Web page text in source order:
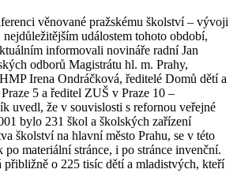
věnované pražskému školství – vývoji
událostem tohoto období,
informovali novináře radní Jan
odborů Magistrátu hl. m. Prahy,
Irena Ondráčková, ředitelé Domů dětí a
5 a ředitel ZUŠ v Praze 10 –
uvedl, že v souvislosti s refornou veřejné
bylo 231 škol a školských zařízení
školství na hlavní město Prahu, se v této
po materiální stránce, i po stránce invenční.
přibližně o 225 tisíc dětí a mladistvých, kteří